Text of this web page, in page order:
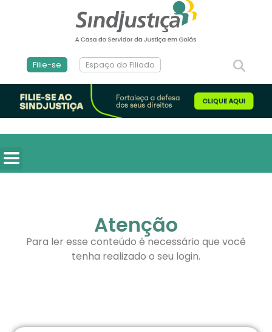
Filie-se Espaço do Filiado
Atenção
Para ler esse conteúdo é necessário que você
tenha realizado o seu login.